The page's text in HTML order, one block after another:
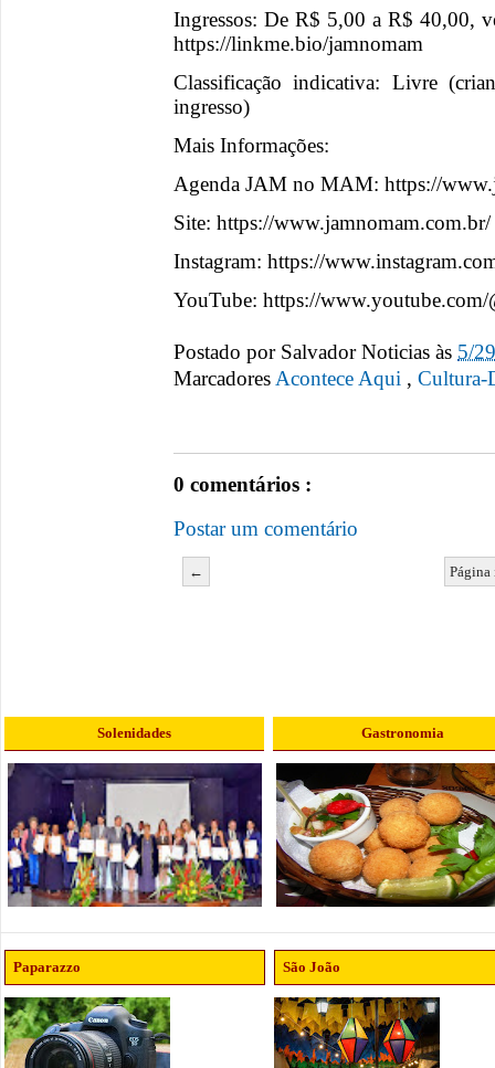
Ingressos: De R$ 5,00 a R$ 40,00,
https://linkme.bio/jamnomam
Classificação indicativa: Livre
ingresso)
Mais Informações:
Agenda JAM no MAM: https://
Site: https://www.jamnomam.com.br/
Instagram: https://
YouTube: https://
Postado por Salvador Noticias às 5/
MarcadoresAcontece Aqui , Cultura-
0 comentários :
Postar um comentário
←
Solenidades Gastronomia
Paparazzo São João